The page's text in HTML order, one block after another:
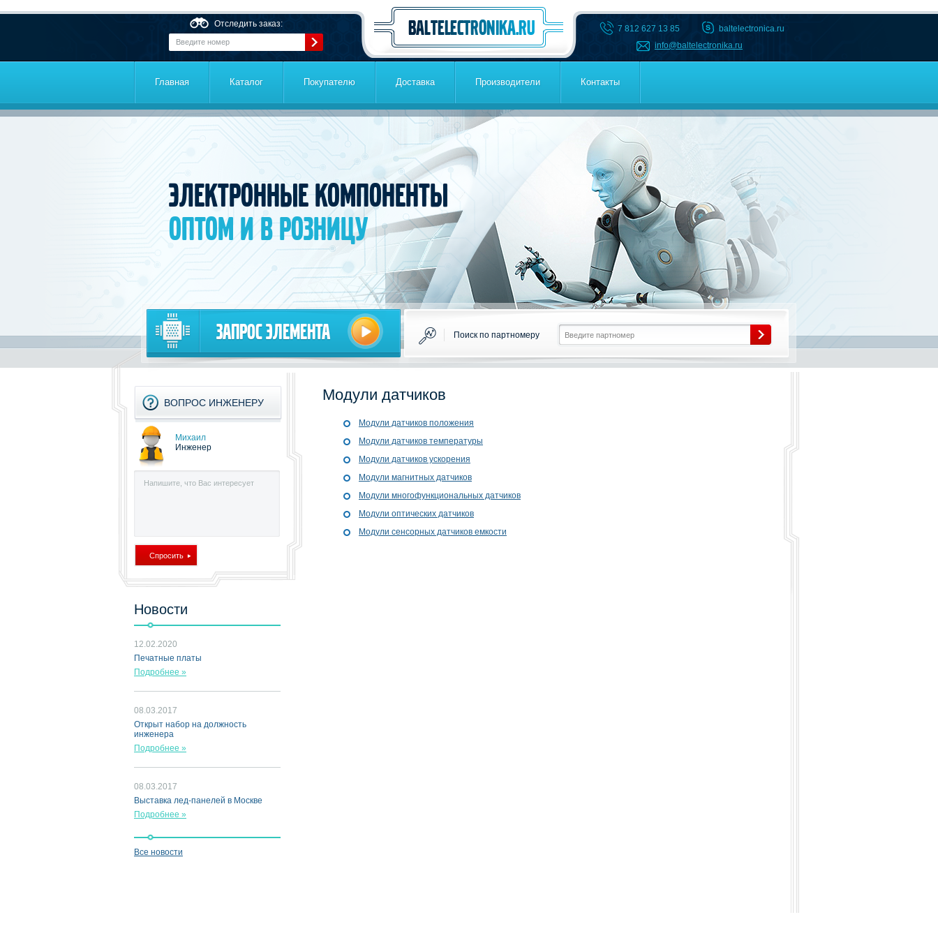
Отследить заказ:
7 812 627 13 85
baltelectronica.ru
info@baltelectronika.ru
Главная Каталог Покупателю Доставка Производители Контакты
Электронные компоненты
оптом и в розницу
Запрос элемента Поиск по партномеру
ВОПРОС ИНЖЕНЕРУ
Михаил
Инженер
Новости
12.02.2020
Печатные платы
Подробнее »
08.03.2017
Открыт набор на должность
инженера
Подробнее »
08.03.2017
Выставка лед-панелей в Москве
Подробнее »
Все новости
Модули датчиков
Модули датчиков положения
Модули датчиков температуры
Модули датчиков ускорения
Модули магнитных датчиков
Модули многофункциональных датчиков
Модули оптических датчиков
Модули сенсорных датчиков емкости